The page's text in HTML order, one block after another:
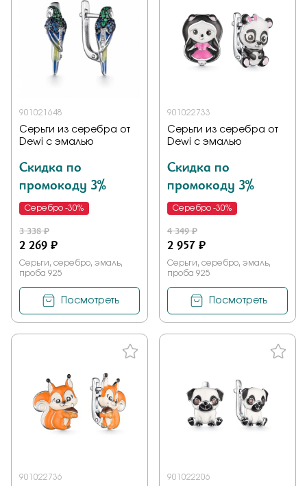
901021648
Серьги из серебра от
Dewi с эмалью
Скидка по
промокоду 3%
Серебро -30%
3 338 ₽
2 269 ₽
Серьги, серебро, эмаль,
проба 925
Посмотреть
901022733
Серьги из серебра от
Dewi с эмалью
Скидка по
промокоду 3%
Серебро -30%
4 349 ₽
2 957 ₽
Серьги, серебро, эмаль,
проба 925
Посмотреть
901022736 901022206